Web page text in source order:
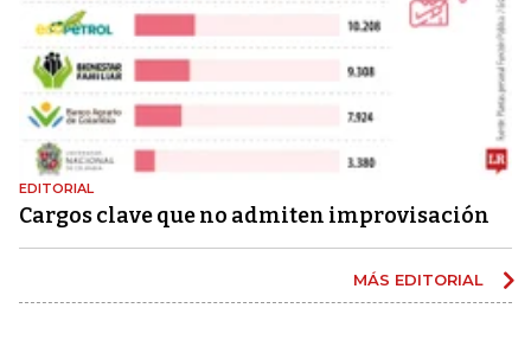
EDITORIAL
Cargos clave que no admiten improvisación
MÁS EDITORIAL